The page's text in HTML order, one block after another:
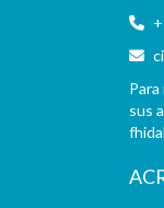
sus